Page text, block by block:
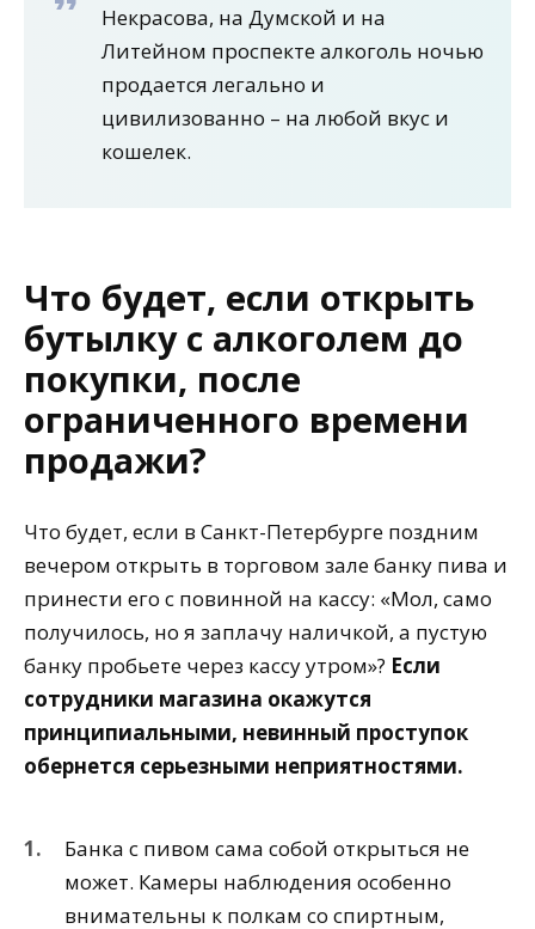
Некрасова, на Думской и на
Литейном проспекте алкоголь ночью
продается легально и
цивилизованно – на любой вкус и
кошелек.
Что будет, если открыть
бутылку с алкоголем до
покупки, после
ограниченного времени
продажи?
Что будет, если в Санкт-Петербурге поздним
вечером открыть в торговом зале банку пива и
принести его с повинной на кассу: «Мол, само
получилось, но я заплачу наличкой, а пустую
банку пробьете через кассу утром»? Если
сотрудники магазина окажутся
принципиальными, невинный проступок
обернется серьезными неприятностями.
Банка с пивом сама собой открыться не
может. Камеры наблюдения особенно
внимательны к полкам со спиртным,